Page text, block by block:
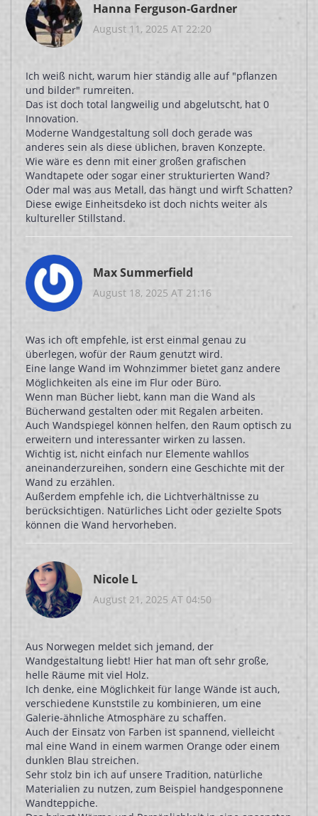
Hanna Ferguson-Gardner
August 11, 2025 AT 22:20
Ich weiß nicht, warum hier ständig alle auf "pflanzen
und bilder" rumreiten.
Das ist doch total langweilig und abgelutscht, hat 0
Innovation.
Moderne Wandgestaltung soll doch gerade was
anderes sein als diese üblichen, braven Konzepte.
Wie wäre es denn mit einer großen grafischen
Wandtapete oder sogar einer strukturierten Wand?
Oder mal was aus Metall, das hängt und wirft Schatten?
Diese ewige Einheitsdeko ist doch nichts weiter als
kultureller Stillstand.
Max Summerfield
August 18, 2025 AT 21:16
Was ich oft empfehle, ist erst einmal genau zu
überlegen, wofür der Raum genutzt wird.
Eine lange Wand im Wohnzimmer bietet ganz andere
Möglichkeiten als eine im Flur oder Büro.
Wenn man Bücher liebt, kann man die Wand als
Bücherwand gestalten oder mit Regalen arbeiten.
Auch Wandspiegel können helfen, den Raum optisch zu
erweitern und interessanter wirken zu lassen.
Wichtig ist, nicht einfach nur Elemente wahllos
aneinanderzureihen, sondern eine Geschichte mit der
Wand zu erzählen.
Außerdem empfehle ich, die Lichtverhältnisse zu
berücksichtigen. Natürliches Licht oder gezielte Spots
können die Wand hervorheben.
Nicole L
August 21, 2025 AT 04:50
Aus Norwegen meldet sich jemand, der
Wandgestaltung liebt! Hier hat man oft sehr große,
helle Räume mit viel Holz.
Ich denke, eine Möglichkeit für lange Wände ist auch,
verschiedene Kunststile zu kombinieren, um eine
Galerie-ähnliche Atmosphäre zu schaffen.
Auch der Einsatz von Farben ist spannend, vielleicht
mal eine Wand in einem warmen Orange oder einem
dunklen Blau streichen.
Sehr stolz bin ich auf unsere Tradition, natürliche
Materialien zu nutzen, zum Beispiel handgesponnene
Wandteppiche.